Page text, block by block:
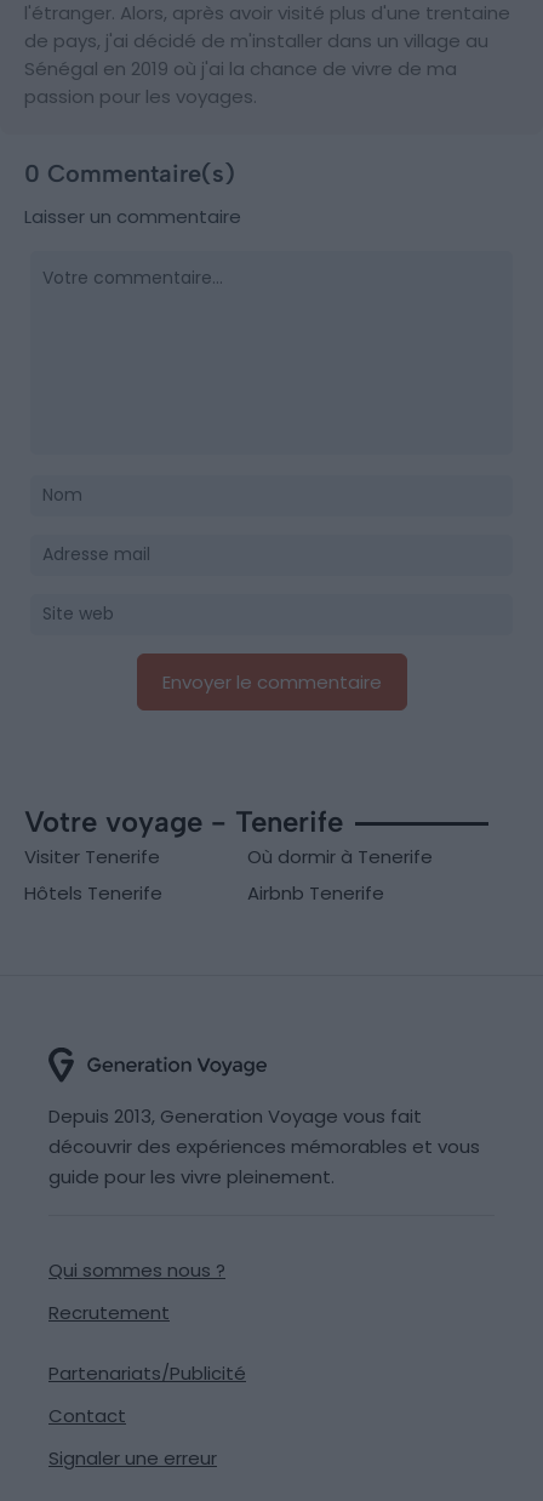
l'étranger. Alors, après avoir visité plus d'une trentaine
de pays, j'ai décidé de m'installer dans un village au
Sénégal en 2019 où j'ai la chance de vivre de ma
passion pour les voyages.
0 Commentaire(s)
Laisser un commentaire
Votre voyage - Tenerife
Visiter Tenerife
Où dormir à Tenerife
Hôtels Tenerife
Airbnb Tenerife
Depuis 2013, Generation Voyage vous fait
découvrir des expériences mémorables et vous
guide pour les vivre pleinement.
Qui sommes nous ?
Recrutement
Partenariats/Publicité
Contact
Signaler une erreur